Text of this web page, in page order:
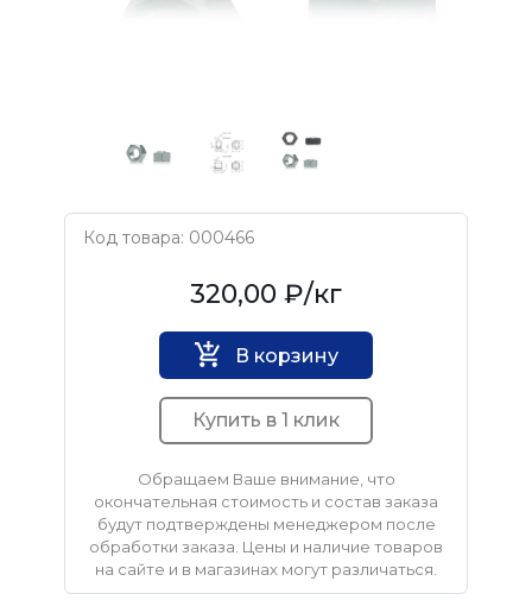
Код товара: 000466
Нет бренда320,00 ₽/кг
В корзину
Купить в 1 клик
Обращаем Ваше внимание, что
окончательная стоимость и состав заказа
будут подтверждены менеджером после
обработки заказа. Цены и наличие товаров
на сайте и в магазинах могут различаться.